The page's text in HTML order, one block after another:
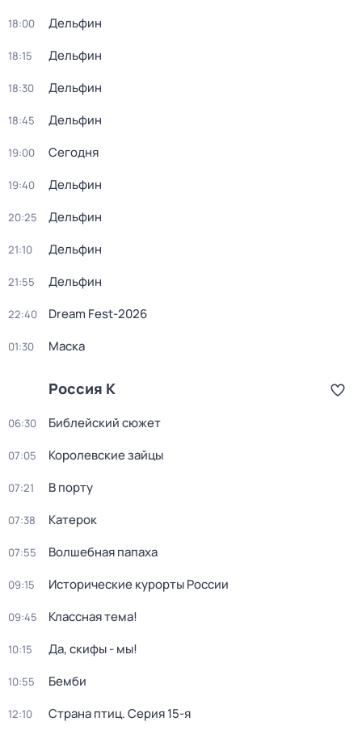
18:00 Дельфин
18:15 Дельфин
18:30 Дельфин
18:45 Дельфин
19:00 Сегодня
19:40 Дельфин
20:25 Дельфин
21:10 Дельфин
21:55 Дельфин
22:40 Dream Fest-2026
01:30 Маска
Россия К
06:30 Библейский сюжет
07:05 Королевские зайцы
07:21 В порту
07:38 Катерок
07:55 Волшебная папаха
09:15 Исторические курорты России
09:45 Классная тема!
10:15 Да, скифы - мы!
10:55 Бемби
12:10 Страна птиц. Серия 15-я